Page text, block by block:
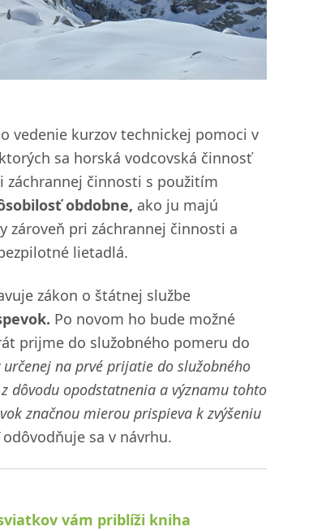
vedenie kurzov technickej pomoci v
sa horská vodcovská činnosť
záchrannej činnosti s použitím
obdobne, ako ju majú
zároveň pri záchrannej činnosti a
lietadlá.
zákon o štátnej službe
Po novom ho bude možné
prijme do služobného pomeru do
určenej na prvé prijatie do služobného
dôvodu opodstatnenia a významu tohto
značnou mierou prispieva k zvýšeniu
odôvodňuje sa v návrhu.
vám priblíži kniha